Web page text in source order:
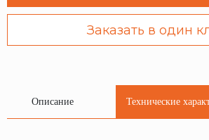
Заказать в один
Описание Технические